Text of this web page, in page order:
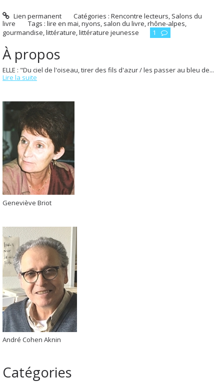
Lien permanent Catégories :Rencontre lecteurs, Salons du
livre
Tags : lire en mai,nyons, salon du livre,rhône-alpes,
gourmandise,littérature,littérature jeunesse 1
À propos
ELLE : "Du ciel de l'oiseau, tirer des fils d'azur / les passer au bleu de...
Lire la suite
Geneviève Briot
André Cohen Aknin
Catégories